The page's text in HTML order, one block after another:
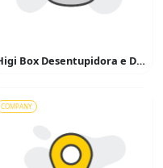
Higi Box Desentupidora e Dedetizadora
COMPANY